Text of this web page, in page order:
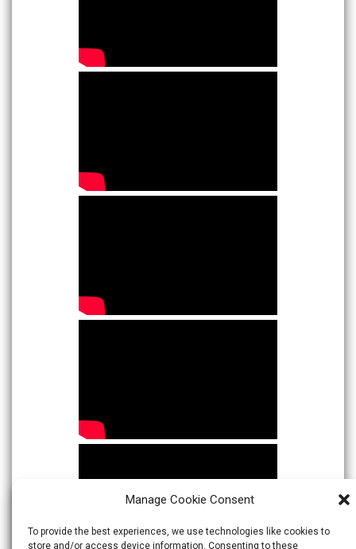
Manage Cookie Consent
To provide the best experiences, we use technologies like cookies to
store and/or access device information. Consenting to these